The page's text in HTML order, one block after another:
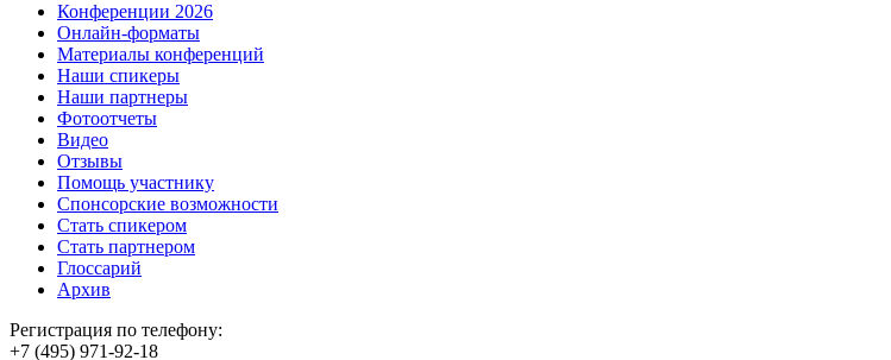
Конференции 2026
Онлайн-форматы
Материалы конференций
Наши спикеры
Наши партнеры
Фотоотчеты
Видео
Отзывы
Помощь участнику
Спонсорские возможности
Стать спикером
Стать партнером
Глоссарий
Архив
Регистрация по телефону:
+7 (495) 971-92-18